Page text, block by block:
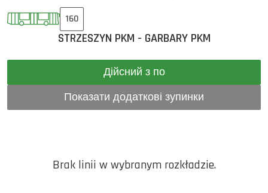
160
STRZESZYN PKM - GARBARY PKM
Дійсний з по
Показати додаткові зупинки
Brak linii w wybranym rozkładzie.